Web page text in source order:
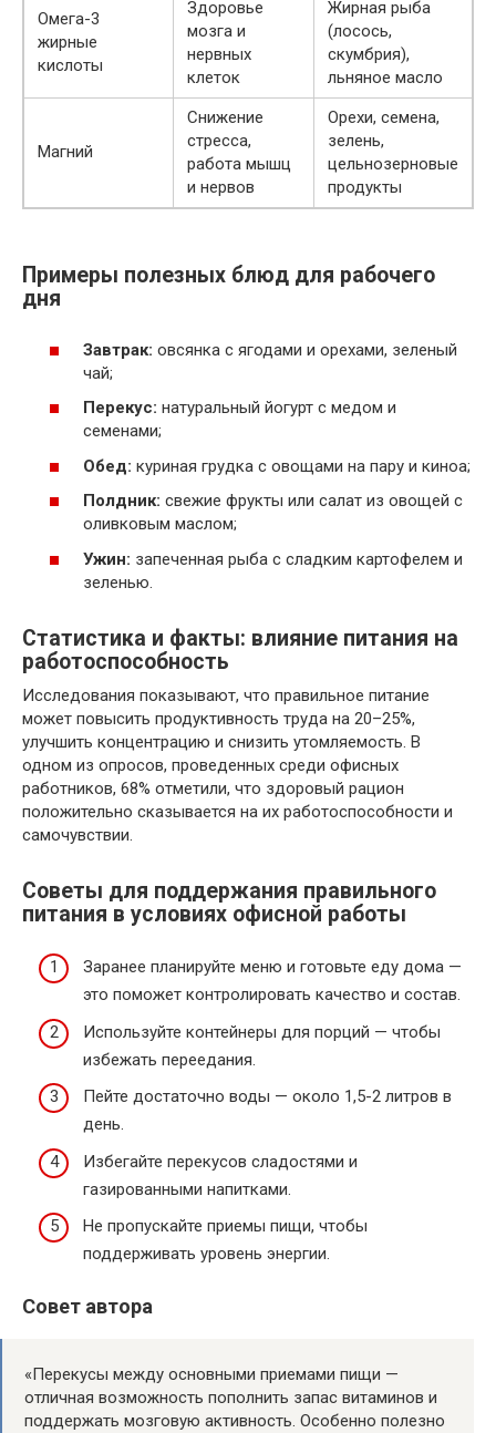
Омега-3
жирные
кислоты
Здоровье
мозга и
нервных
клеток
Жирная рыба
(лосось,
скумбрия),
льняное масло
Магний
Снижение
стресса,
работа мышц
и нервов
Орехи, семена,
зелень,
цельнозерновые
продукты
Примеры полезных блюд для рабочего
дня
Завтрак: овсянка с ягодами и орехами, зеленый
чай;
Перекус: натуральный йогурт с медом и
семенами;
Обед: куриная грудка с овощами на пару и киноа;
Полдник: свежие фрукты или салат из овощей с
оливковым маслом;
Ужин: запеченная рыба с сладким картофелем и
зеленью.
Статистика и факты: влияние питания на
работоспособность
Исследования показывают, что правильное питание
может повысить продуктивность труда на 20–25%,
улучшить концентрацию и снизить утомляемость. В
одном из опросов, проведенных среди офисных
работников, 68% отметили, что здоровый рацион
положительно сказывается на их работоспособности и
самочувствии.
Советы для поддержания правильного
питания в условиях офисной работы
Заранее планируйте меню и готовьте еду дома —
это поможет контролировать качество и состав.
Используйте контейнеры для порций — чтобы
избежать переедания.
Пейте достаточно воды — около 1,5-2 литров в
день.
Избегайте перекусов сладостями и
газированными напитками.
Не пропускайте приемы пищи, чтобы
поддерживать уровень энергии.
Совет автора
«Перекусы между основными приемами пищи —
отличная возможность пополнить запас витаминов и
поддержать мозговую активность. Особенно полезно